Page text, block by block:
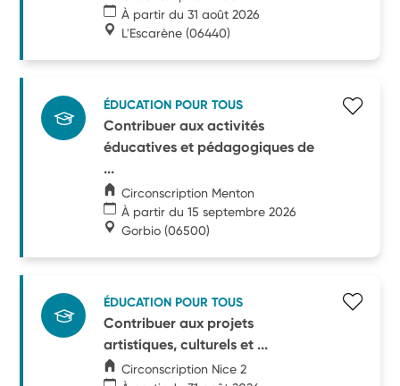
À partir du 31 août 2026
L'Escarène (06440)
ÉDUCATION POUR TOUS
Contribuer aux activités
éducatives et pédagogiques de
...
Circonscription Menton
À partir du 15 septembre 2026
Gorbio (06500)
ÉDUCATION POUR TOUS
Contribuer aux projets
artistiques, culturels et ...
Circonscription Nice 2